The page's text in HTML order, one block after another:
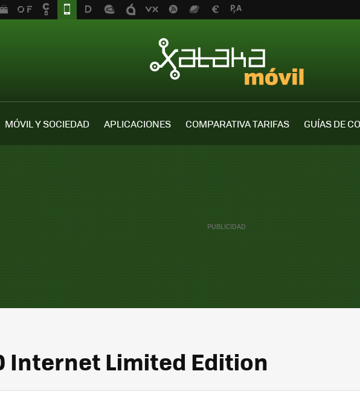
MÓVIL Y SOCIEDAD APLICACIONES COMPARATIVA TARIFAS
GUÍAS DE
Internet Limited Edition